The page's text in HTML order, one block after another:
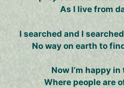
As I live from
I searched and I
No way on earth to
Now I’m happy
Where people are